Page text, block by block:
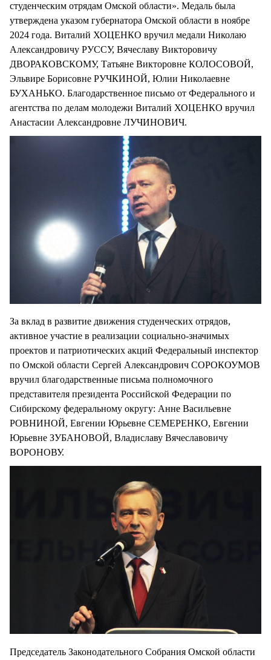
студенческим отрядам Омской области». Медаль была
утверждена указом губернатора Омской области в ноябре
2024 года. Виталий ХОЦЕНКО вручил медали Николаю
Александровичу РУССУ, Вячеславу Викторовичу
ДВОРАКОВСКОМУ, Татьяне Викторовне КОЛОСОВОЙ,
Эльвире Борисовне РУЧКИНОЙ, Юлии Николаевне
БУХАНЬКО. Благодарственное письмо от Федерального и
агентства по делам молодежи Виталий ХОЦЕНКО вручил
Анастасии Александровне ЛУЧИНОВИЧ.
За вклад в развитие движения студенческих отрядов,
активное участие в реализации социально-значимых
проектов и патриотических акций Федеральный инспектор
по Омской области Сергей Александрович СОРОКОУМОВ
вручил благодарственные письма полномочного
представителя президента Российской Федерации по
Сибирскому федеральному округу: Анне Васильевне
РОВНИНОЙ, Евгении Юрьевне СЕМЕРЕНКО, Евгении
Юрьевне ЗУБАНОВОЙ, Владиславу Вячеславовичу
ВОРОНОВУ.
Председатель Законодательного Собрания Омской области